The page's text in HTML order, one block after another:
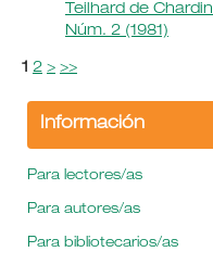
Teilhard de Chardin
Núm. 2 (1981)
1 2 > >>
Información
Para lectores/as
Para autores/as
Para bibliotecarios/as